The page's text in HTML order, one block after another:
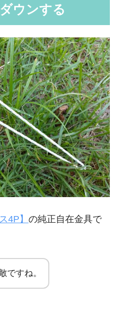
ウンする
4P】 の純正自在金具で
ですね。